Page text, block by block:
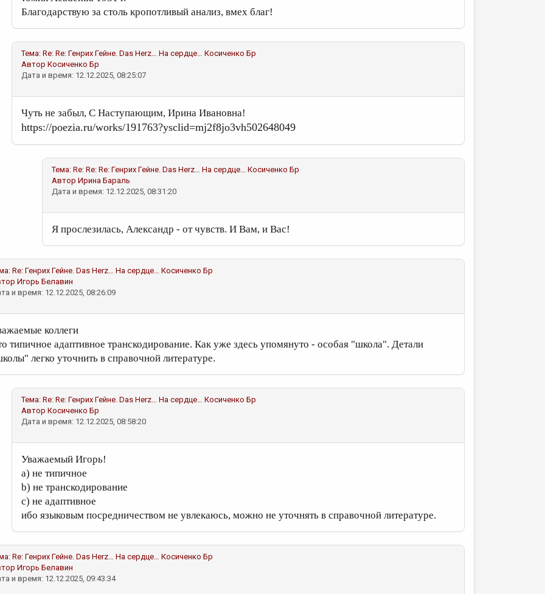
Благодарствую за столь кропотливый анализ, вмех благ!
Тема: Re: Re: Генрих Гейне. Das Herz… На сердце… Косиченко Бр
Автор Косиченко Бр
Дата и время: 12.12.2025, 08:25:07
Чуть не забыл, С Наступающим, Ирина Ивановна!
https://poezia.ru/works/191763?ysclid=mj2f8jo3vh502648049
Тема: Re: Re: Re: Генрих Гейне. Das Herz… На сердце… Косиченко Бр
Автор Ирина Бараль
Дата и время: 12.12.2025, 08:31:20
Я прослезилась, Александр - от чувств. И Вам, и Вас!
Re: Генрих Гейне. Das Herz… На сердце… Косиченко Бр
Игорь Белавин
и время: 12.12.2025, 08:26:09
коллеги
типичное адаптивное транскодирование. Как уже здесь упомянуто - особая "школа". Детали
легко уточнить в справочной литературе.
Тема: Re: Re: Генрих Гейне. Das Herz… На сердце… Косиченко Бр
Автор Косиченко Бр
Дата и время: 12.12.2025, 08:58:20
Уважаемый Игорь!
а) не типичное
b) не транскодирование
c) не адаптивное
ибо языковым посредничеством не увлекаюсь, можно не уточнять в справочной литературе.
Re: Генрих Гейне. Das Herz… На сердце… Косиченко Бр
Игорь Белавин
и время: 12.12.2025, 09:43:34